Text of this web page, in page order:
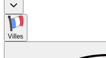
Villes